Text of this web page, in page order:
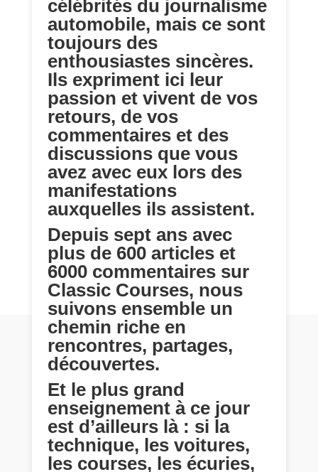
célébrités du journalisme
automobile, mais ce sont
toujours des
enthousiastes sincères.
Ils expriment ici leur
passion et vivent de vos
retours, de vos
commentaires et des
discussions que vous
avez avec eux lors des
manifestations
auxquelles ils assistent.
Depuis sept ans avec
plus de 600 articles et
6000 commentaires sur
Classic Courses, nous
suivons ensemble un
chemin riche en
rencontres, partages,
découvertes.
Et le plus grand
enseignement à ce jour
est d’ailleurs là : si la
technique, les voitures,
les courses, les écuries,